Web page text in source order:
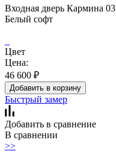
Входная дверь Кармина 03
Белый софт
Цвет
Цена:
46 600 ₽
Добавить в корзину
Быстрый замер
Добавить в сравнение
В сравнении
>>